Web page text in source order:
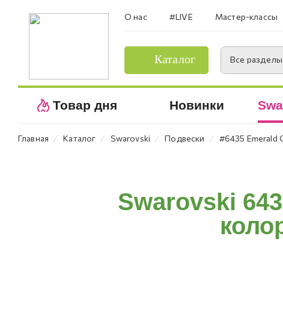
О нас #LIVE Мастер-классы
Каталог Все разделы
Товар дня Новинки
Главная ⁄ Каталог ⁄ Swarovski ⁄ Подвески ⁄ #6435 Emerald
Swarovski